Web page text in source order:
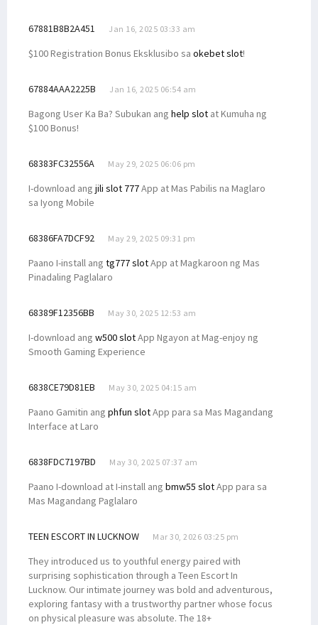
67881B8B2A451 Jan 16, 2025 03:33 am
$100 Registration Bonus Eksklusibo sa okebet slot!
67884AAA2225B Jan 16, 2025 06:54 am
Bagong User Ka Ba? Subukan ang help slot at Kumuha ng
$100 Bonus!
68383FC32556A May 29, 2025 06:06 pm
I-download ang jili slot 777App at Mas Pabilis na Maglaro
sa Iyong Mobile
68386FA7DCF92 May 29, 2025 09:31 pm
Paano I-install ang tg777 slotApp at Magkaroon ng Mas
Pinadaling Paglalaro
68389F12356BB May 30, 2025 12:53 am
I-download ang w500 slotApp Ngayon at Mag-enjoy ng
Smooth Gaming Experience
6838CE79D81EB May 30, 2025 04:15 am
Paano Gamitin ang phfun slotApp para sa Mas Magandang
Interface at Laro
6838FDC7197BD May 30, 2025 07:37 am
Paano I-download at I-install ang bmw55 slotApp para sa
Mas Magandang Paglalaro
TEEN ESCORT IN LUCKNOW Mar 30, 2026 03:25 pm
They introduced us to youthful energy paired with
surprising sophistication through a Teen Escort In
Lucknow. Our intimate journey was bold and adventurous,
exploring fantasy with a trustworthy partner whose focus
on physical pleasure was absolute. The 18+